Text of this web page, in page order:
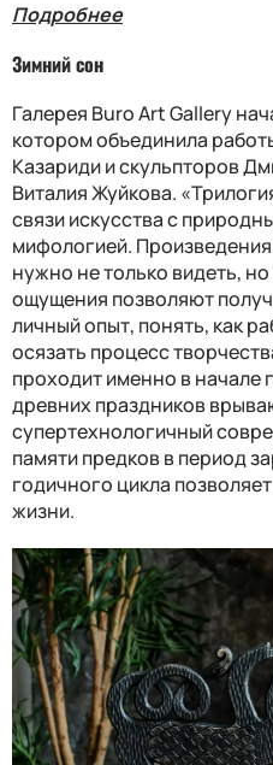
Подробнее
Зимний сон
Галерея Buro Art Gallery
котором объединила
Казариди и скульпторов
Виталия Жуйкова.
связи искусства с
мифологией.
нужно не только видеть,
ощущения позволяют
личный опыт, понять, как
осязать процесс
проходит именно в начале
древних праздников
супертехнологичный
памяти предков в период
годичного цикла
жизни.